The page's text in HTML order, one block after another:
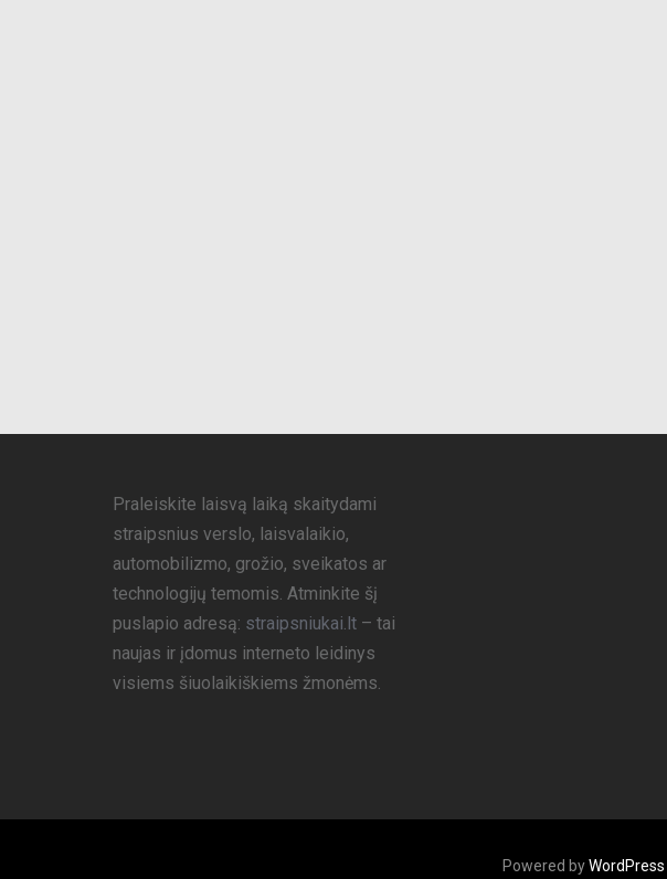
Praleiskite laisvą laiką skaitydami
straipsnius verslo, laisvalaikio,
automobilizmo, grožio, sveikatos ar
technologijų temomis. Atminkite šį
puslapio adresą: straipsniukai.lt – tai
naujas ir įdomus interneto leidinys
visiems šiuolaikiškiems žmonėms.
Powered byWordPress